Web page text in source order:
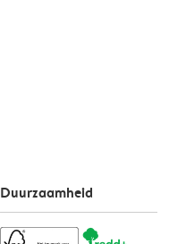
Duurzaamheid